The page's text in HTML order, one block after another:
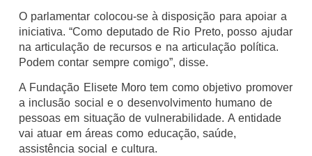
O parlamentar colocou-se à disposição para apoiar a
iniciativa. “Como deputado de Rio Preto, posso ajudar
na articulação de recursos e na articulação política.
Podem contar sempre comigo”, disse.
A Fundação Elisete Moro tem como objetivo promover
a inclusão social e o desenvolvimento humano de
pessoas em situação de vulnerabilidade. A entidade
vai atuar em áreas como educação, saúde,
assistência social e cultura.